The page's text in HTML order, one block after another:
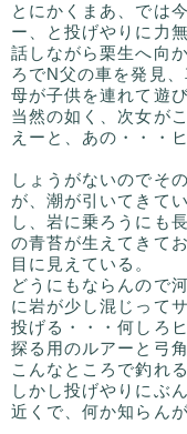
とにかくまあ、では
ー、と投げやりに力
話しながら栗生へ向
ろでN父の車を発見
母が子供を連れて遊
当然の如く、次女が
えーと、あの・・・
しょうがないのでそ
が、潮が引いてきて
し、岩に乗ろうにも
の青苔が生えてきて
目に見えている。
どうにもならんので
に岩が少し混じって
投げる・・・何しろ
探る用のルアーと弓
こんなところで釣れ
しかし投げやりにぶ
近くで、何か知らん